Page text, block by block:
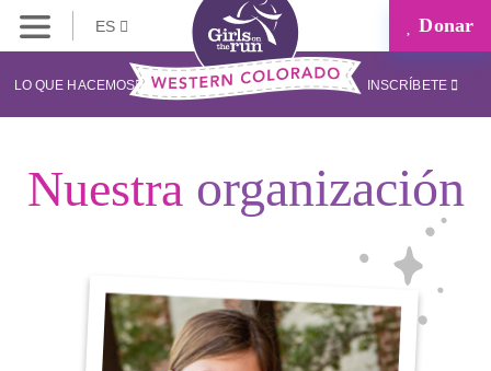
ES Donar
LO QUE HACEMOS INSCRÍBETE
Nuestra organización